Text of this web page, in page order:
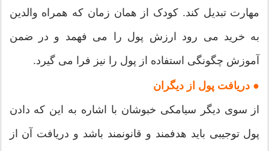
مهارت تبدیل کند. کودک از همان زمان که همراه والدین
به خرید می رود ارزش پول را می فهمد و در ضمن
آموزش چگونگی استفاده از پول را نیز فرا می گیرد.
● دریافت پول از دیگران
از سوی دیگر سیامکی خبوشان با اشاره به این که دادن
پول توجیبی باید هدفمند و قانونمند باشد و دریافت آن از